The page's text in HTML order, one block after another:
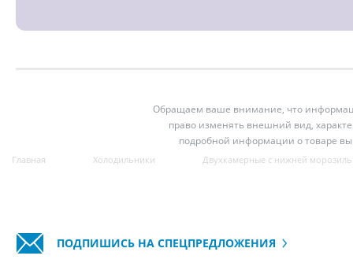
Обращаем ваше внимание, что
право изменять внешний вид,
подробной информации о товаре
Главная Холодильники Двухкамерные с нижней
ПОДПИШИСЬ НА СПЕЦПРЕДЛОЖЕНИЯ